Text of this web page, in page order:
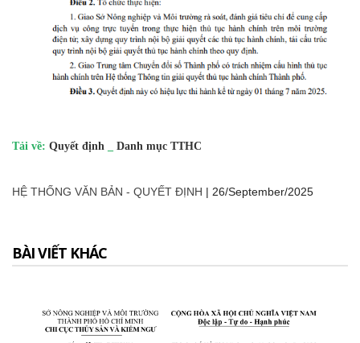
Tải về: Quyết định Danh mục TTHC
HỆ THỐNG VĂN BẢN - QUYẾT ĐỊNH | 26/September/2025
BÀI VIẾT KHÁC